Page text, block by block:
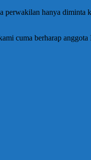
hanya
cuma berharap